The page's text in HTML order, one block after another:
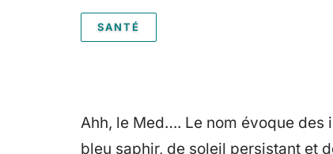
SANTÉ
Ahh, le Med…. Le nom évoque des
bleu saphir, de soleil persistant et